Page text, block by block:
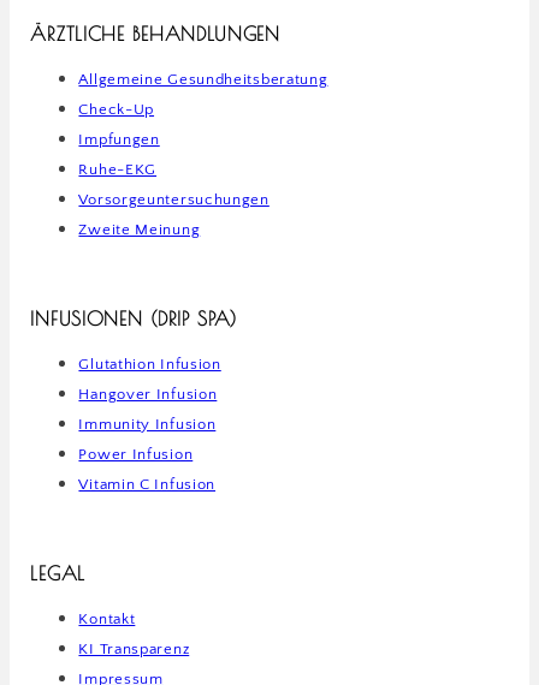
ÄRZTLICHE BEHANDLUNGEN
Allgemeine Gesundheitsberatung
Check-Up
Impfungen
Ruhe-EKG
Vorsorgeuntersuchungen
Zweite Meinung
INFUSIONEN (DRIP SPA)
Glutathion Infusion
Hangover Infusion
Immunity Infusion
Power Infusion
Vitamin C Infusion
LEGAL
Kontakt
KI Transparenz
Impressum